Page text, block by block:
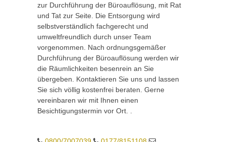
zur Durchführung der Büroauflösung, mit Rat
und Tat zur Seite. Die Entsorgung wird
selbstverständlich fachgerecht und
umweltfreundlich durch unser Team
vorgenommen. Nach ordnungsgemäßer
Durchführung der Büroauflösung werden wir
die Räumlichkeiten besenrein an Sie
übergeben. Kontaktieren Sie uns und lassen
Sie sich völlig kostenfrei beraten. Gerne
vereinbaren wir mit Ihnen einen
Besichtigungstermin vor Ort. .